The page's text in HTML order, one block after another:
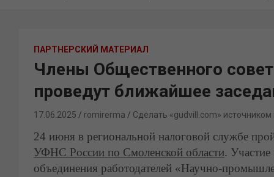
ПАРТНЕРСКИЙ МАТЕРИАЛ
Члены Общественного
проведут ближайшее
17.06.2025 romirerma Сделать «gudvill.com» источником
24 июня в региональной налоговой службе
УФНС России по Смоленской области.
объединения работодателей «Научно-